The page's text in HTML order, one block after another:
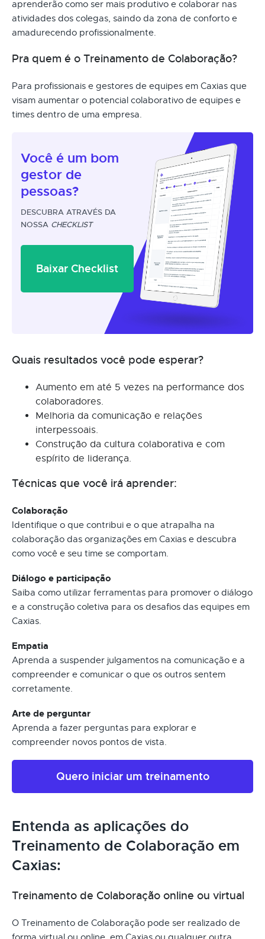
aprenderão como ser mais produtivo e colaborar nas
atividades dos colegas, saindo da zona de conforto e
amadurecendo profissionalmente.
Pra quem é o Treinamento de Colaboração?
Para profissionais e gestores de equipes em Caxias que
visam aumentar o potencial colaborativo de equipes e
times dentro de uma empresa.
Você é um bom
gestor de
pessoas?
DESCUBRA ATRAVÉS DA
NOSSA CHECKLIST
Baixar Checklist
Quais resultados você pode esperar?
Aumento em até 5 vezes na performance dos
colaboradores.
Melhoria da comunicação e relações
interpessoais.
Construção da cultura colaborativa e com
espírito de liderança.
Técnicas que você irá aprender:
Colaboração
Identifique o que contribui e o que atrapalha na
colaboração das organizações em Caxias e descubra
como você e seu time se comportam.
Diálogo e participação
Saiba como utilizar ferramentas para promover o diálogo
e a construção coletiva para os desafios das equipes em
Caxias.
Empatia
Aprenda a suspender julgamentos na comunicação e a
compreender e comunicar o que os outros sentem
corretamente.
Arte de perguntar
Aprenda a fazer perguntas para explorar e
compreender novos pontos de vista.
Quero iniciar um treinamento
Entenda as aplicações do
Treinamento de Colaboração em
Caxias:
Treinamento de Colaboração online ou virtual
O Treinamento de Colaboração pode ser realizado de